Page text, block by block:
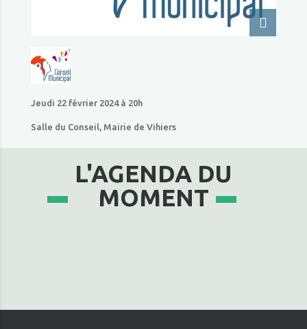
Jeudi 22 février 2024 à 20h
Salle du Conseil, Mairie de Vihiers
L'AGENDA DU
MOMENT